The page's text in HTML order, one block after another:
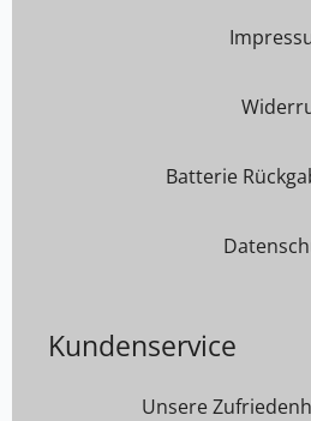
Batterie
Kundenservice
Unsere